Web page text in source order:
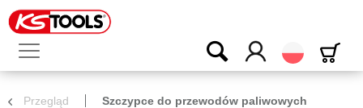
Polski
Przegląd Szczypce do przewodów paliwowych